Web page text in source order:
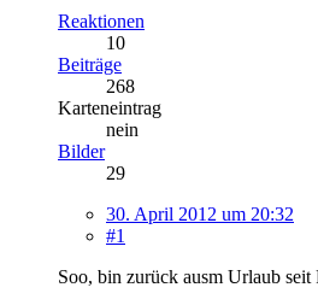
Reaktionen
10
Beiträge
268
Karteneintrag
nein
Bilder
29
30. April 2012 um 20:32
#1
Soo, bin zurück ausm Urlaub seit